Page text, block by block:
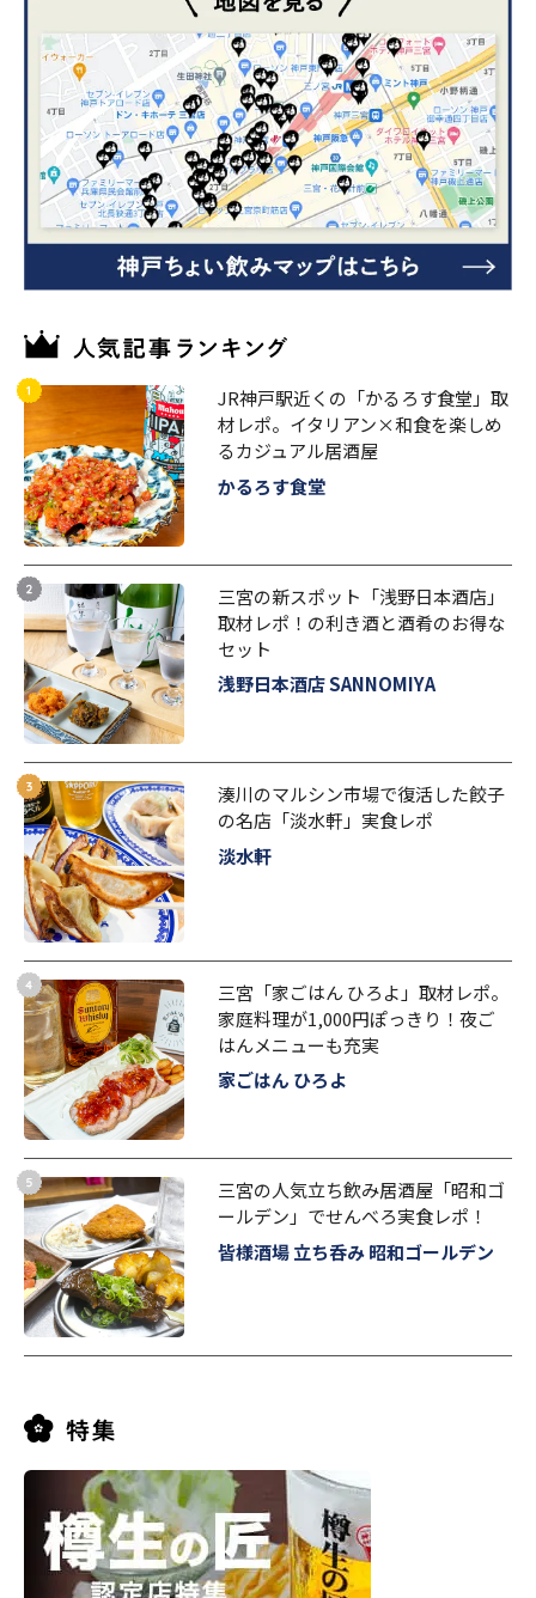
JR神戸駅近くの「かるろす食堂」取
材レポ。イタリアン×和食を楽しめ
るカジュアル居酒屋
かるろす食堂
三宮の新スポット「浅野日本酒店」
取材レポ！の利き酒と酒肴のお得な
セット
浅野日本酒店 SANNOMIYA
湊川のマルシン市場で復活した餃子
の名店「淡水軒」実食レポ
淡水軒
三宮「家ごはん ひろよ」取材レポ。
家庭料理が1,000円ぽっきり！夜ご
はんメニューも充実
家ごはん ひろよ
三宮の人気立ち飲み居酒屋「昭和ゴ
ールデン」でせんべろ実食レポ！
皆様酒場 立ち呑み 昭和ゴールデン